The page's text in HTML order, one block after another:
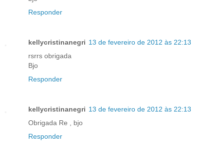
Responder
kellycristinanegri 13 de fevereiro de 2012 às 22:13
rsrrs obrigada
Bjo
Responder
kellycristinanegri 13 de fevereiro de 2012 às 22:13
Obrigada Re , bjo
Responder